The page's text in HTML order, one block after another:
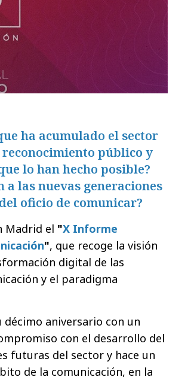
ha acumulado el sector
público y
lo han hecho posible?
a las nuevas generaciones
oficio de comunicar?
Madrid el "X Informe
", que recoge la visión
digital de las
y el paradigma
décimo aniversario con un
con el desarrollo del
futuras del sector y hace un
de la comunicación, en la